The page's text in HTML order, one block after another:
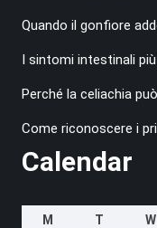
Quando il gonfiore
I sintomi intestinali
Perché la celiachia
Come riconoscere i
Calendar
M T W